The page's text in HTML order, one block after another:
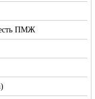
есть ПМЖ